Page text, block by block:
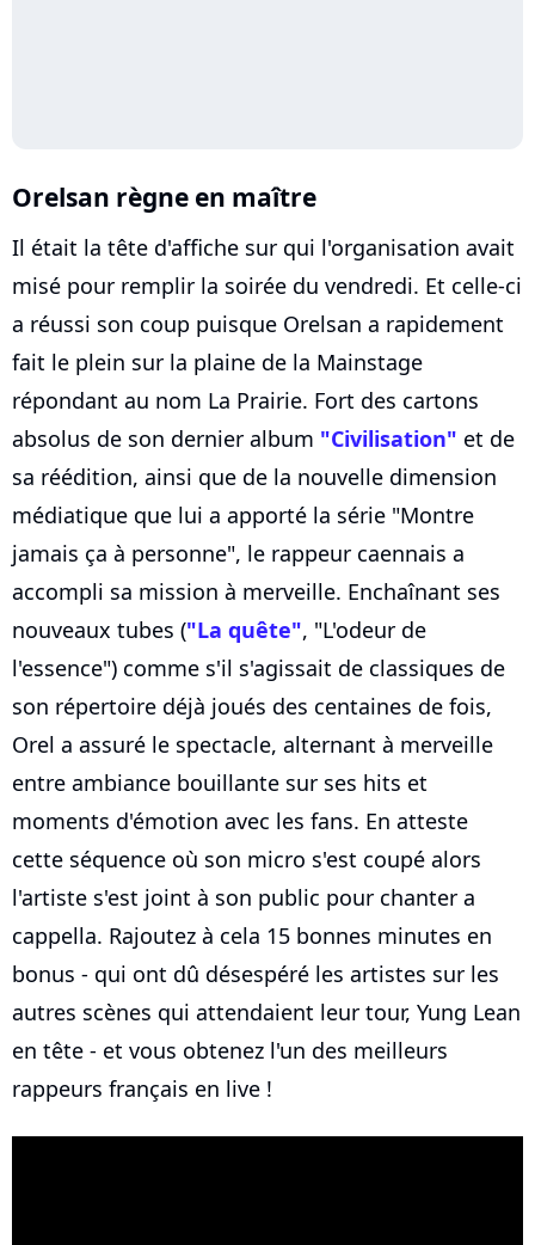
Orelsan règne en maître
Il était la tête d'affiche sur qui l'organisation avait
misé pour remplir la soirée du vendredi. Et celle-ci
a réussi son coup puisque Orelsan a rapidement
fait le plein sur la plaine de la Mainstage
répondant au nom La Prairie. Fort des cartons
absolus de son dernier album "Civilisation" et de
sa réédition, ainsi que de la nouvelle dimension
médiatique que lui a apporté la série "Montre
jamais ça à personne", le rappeur caennais a
accompli sa mission à merveille. Enchaînant ses
nouveaux tubes ("La quête", "L'odeur de
l'essence") comme s'il s'agissait de classiques de
son répertoire déjà joués des centaines de fois,
Orel a assuré le spectacle, alternant à merveille
entre ambiance bouillante sur ses hits et
moments d'émotion avec les fans. En atteste
cette séquence où son micro s'est coupé alors
l'artiste s'est joint à son public pour chanter a
cappella. Rajoutez à cela 15 bonnes minutes en
bonus - qui ont dû désespéré les artistes sur les
autres scènes qui attendaient leur tour, Yung Lean
en tête - et vous obtenez l'un des meilleurs
rappeurs français en live !